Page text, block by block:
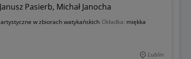
Pasierb, Michał Janocha
w zbiorach watykańskich Okładka: miękka
Lublin